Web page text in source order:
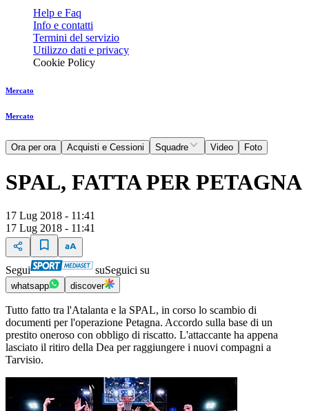
Help e Faq
Info e contatti
Termini del servizio
Utilizzo dati e privacy
Cookie Policy
Mercato
Mercato
Ora per ora Acquisti e Cessioni Squadre Video Foto
SPAL, FATTA PER PETAGNA
17 Lug 2018 - 11:41
17 Lug 2018 - 11:41
Segui suSeguici su
whatsapp discover
Tutto fatto tra l'Atalanta e la SPAL, in corso lo scambio di
documenti per l'operazione Petagna. Accordo sulla base di un
prestito oneroso con obbligo di riscatto. L'attaccante ha appena
lasciato il ritiro della Dea per raggiungere i nuovi compagni a
Tarvisio.